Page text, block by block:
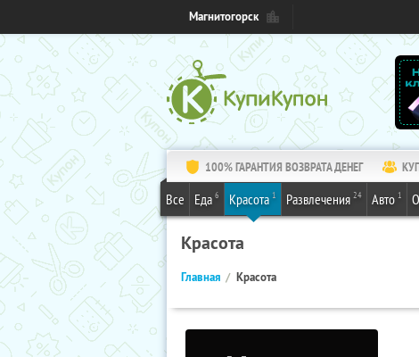
Магнитогорск
100% ГАРАНТИЯ ВОЗВРАТА ДЕНЕГ
Все Еда 6 Красота 1 Развлечения 24 Авто 1
Красота
Главная Красота